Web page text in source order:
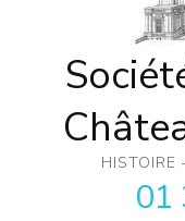
HISTOIRE
01